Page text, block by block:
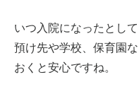
いつ入院になったとし
預け先や学校、保育園
おくと安心ですね。